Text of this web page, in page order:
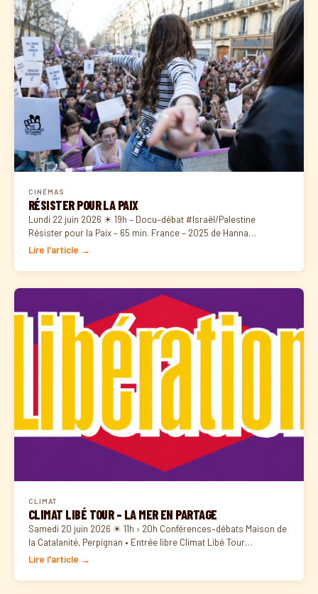
CINÉMAS
RÉSISTER POUR LA PAIX
Lundi 22 juin 2026 ☀ 19h – Docu–débat #Israël/Palestine
Résister pour la Paix – 65 min. France – 2025 de Hanna…
Lire l'article →
CLIMAT
CLIMAT LIBÉ TOUR – LA MER EN PARTAGE
Samedi 20 juin 2026 ☀ 11h › 20h Conférences–débats Maison de
la Catalanité, Perpignan • Entrée libre Climat Libé Tour…
Lire l'article →